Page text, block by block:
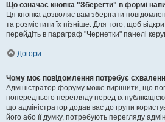
Що означає кнопка "Зберегти" в формі
Ця кнопка дозволяє вам зберігати
та розмістити їх пізніше. Для того, щоб
перейдіть в параграф "Чернетки" панелі
Догори
Чому моє повідомлення потребує
Адміністратор форуму може вирішити, що
попереднього перегляду перед їх
що адміністратор додав вас до групи
його або її думку, потребують перегляду